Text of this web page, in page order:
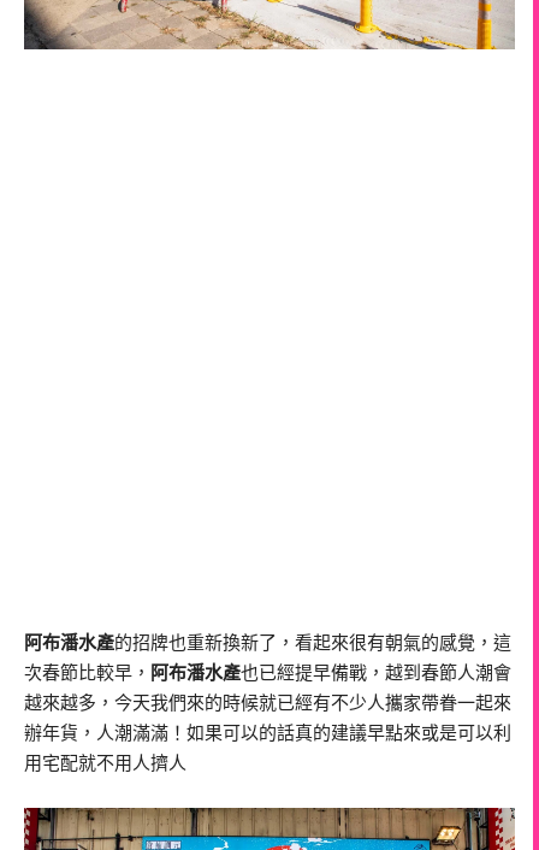
阿布潘水產的招牌也重新換新了，看起來很有朝氣的感覺，這
次春節比較早， 阿布潘水產也已經提早備戰，越到春節人潮會
越來越多，今天我們來的時候就已經有不少人攜家帶眷一起來
辦年貨，人潮滿滿！如果可以的話真的建議早點來或是可以利
用宅配就不用人擠人